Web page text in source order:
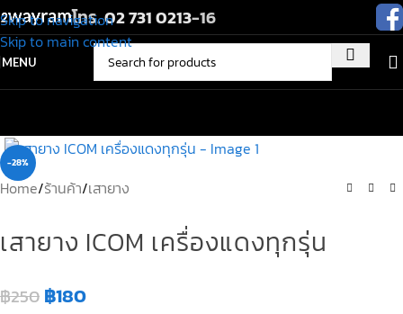
Skip to navigation
Skip to main content
โทร.02 731 0213-16
MENU
-28%
Home/ร้านค้า/เสายาง
เสายาง ICOM เครื่องแดงทุกรุ่น
฿250 ฿180